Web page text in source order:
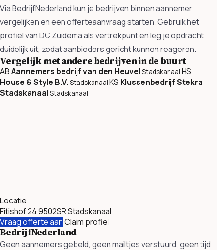
Via BedrijfNederland kun je bedrijven binnen aannemer
vergelijken en een offerteaanvraag starten. Gebruik het
profiel van DC Zuidema als vertrekpunt en leg je opdracht
duidelijk uit, zodat aanbieders gericht kunnen reageren.
Vergelijk met andere bedrijven in de buurt
ABAannemers bedrijf van den Heuvel Stadskanaal HS
House & Style B.V. Stadskanaal KS Klussenbedrijf Stekra
Stadskanaal Stadskanaal
Locatie
Fitishof 24 9502SR Stadskanaal
Vraag offerte aanClaim profiel
BedrijfNederland
Geen aannemers gebeld, geen mailtjes verstuurd, geen tijd